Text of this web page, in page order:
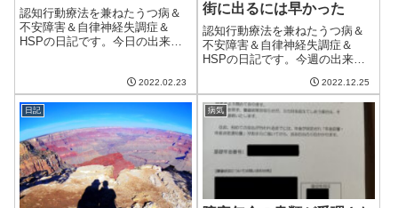
認知行動療法を兼ねたうつ病＆
不安障害＆自律神経失調症＆
HSPの日記です。今日の出来事
やはり晴れている日は気分も良
い気がする。今日は2が6つも日
付に並んだ日ということで猫の
日だったらしい...
2022.02.23
街に出るには早かった
認知行動療法を兼ねたうつ病＆
不安障害＆自律神経失調症＆
HSPの日記です。今週の出来事
に挑戦したけど、まだまだ回復
途上であることを実感させられ
た。少しずつ慣らしていきた
い。日曜日は妻が午後から整体
へ。背中や首、肩の...
2022.12.25
日記 病気